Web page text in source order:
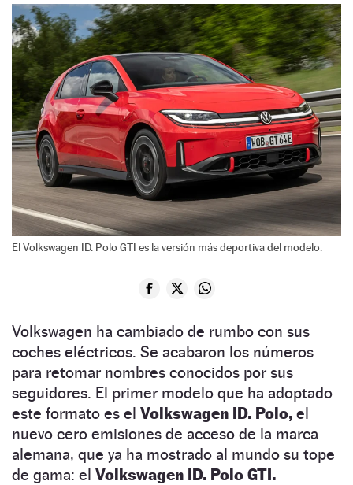
El Volkswagen ID. Polo GTI es la versión más deportiva del modelo.
Volkswagen ha cambiado de rumbo con sus
coches eléctricos. Se acabaron los números
para retomar nombres conocidos por sus
seguidores. El primer modelo que ha adoptado
este formato es el Volkswagen ID. Polo, el
nuevo cero emisiones de acceso de la marca
alemana, que ya ha mostrado al mundo su tope
de gama: el Volkswagen ID. Polo GTI.